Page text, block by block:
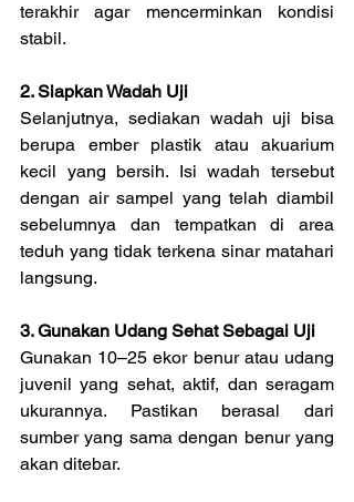
terakhir agar mencerminkan kondisi
stabil.
2. Siapkan Wadah Uji
Selanjutnya, sediakan wadah uji bisa
berupa ember plastik atau akuarium
kecil yang bersih. Isi wadah tersebut
dengan air sampel yang telah diambil
sebelumnya dan tempatkan di area
teduh yang tidak terkena sinar matahari
langsung.
3. Gunakan Udang Sehat Sebagai Uji
Gunakan 10–25 ekor benur atau udang
juvenil yang sehat, aktif, dan seragam
ukurannya. Pastikan berasal dari
sumber yang sama dengan benur yang
akan ditebar.